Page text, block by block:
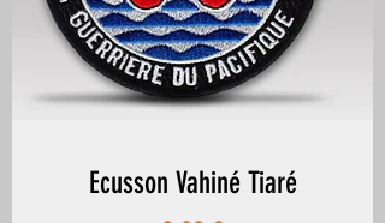
Ecusson Vahiné Tiaré